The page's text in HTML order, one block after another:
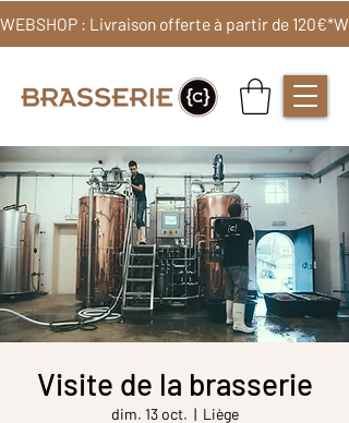
WEBSHOP : Livraison offerte à partir de 120€*
Visite de la brasserie
dim. 13 oct.
  |
Liège